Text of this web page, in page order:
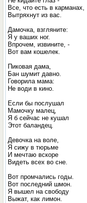
Все, что есть в карманах,
Вытряхнут из вас.
Дамочка, взгляните:
Я у ваших ног.
Впрочем, извините, -
Вот вам кошелек.
Пиковая дама,
Бан шумит давно.
Говорила мама:
Не води в кино.
Если бы послушал
Мамочку малец,
Я б сейчас не кушал
Этот баландец.
Девочка на воле,
Я сижу в тюрьме
И мечтаю вскоре
Видеть всех во сне.
Вот промчались годы.
Вот последний шмон.
Я вышел на свободу
Выжат, как лимон.